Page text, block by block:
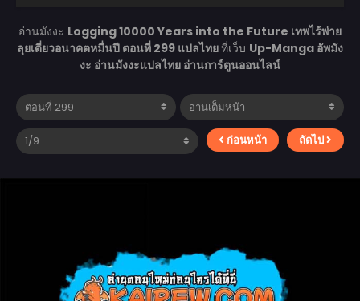
อ่านมังงะ Logging 10000 Years into the Future เทพไร้พ่าย
ลุยเดี่ยวอนาคตหมื่นปี ตอนที่ 299 แปลไทยที่เว็บ Up-Manga อัพมัง
งะ อ่านมังงะแปลไทย อ่านการ์ตูนออนไลน์
ก่อนหน้า ถัดไป